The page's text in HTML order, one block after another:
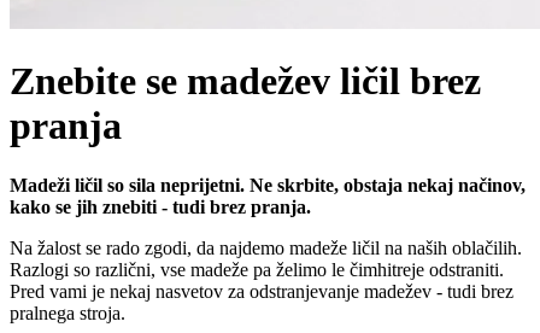
Znebite se madežev ličil brez
pranja
Madeži ličil so sila neprijetni. Ne skrbite, obstaja nekaj načinov,
kako se jih znebiti - tudi brez pranja.
Na žalost se rado zgodi, da najdemo madeže ličil na naših oblačilih.
Razlogi so različni, vse madeže pa želimo le čimhitreje odstraniti.
Pred vami je nekaj nasvetov za odstranjevanje madežev - tudi brez
pralnega stroja.